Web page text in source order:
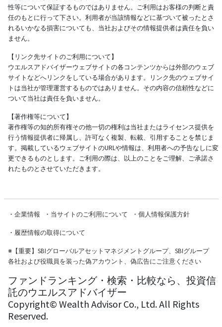
性等について保証するものではありません。ご利用はお客様の判断と責
任のもとに行って下さい。利用者が当該情報などに基づいて被ったとさ
れるいかなる損害についても、当社およびその情報提供者は責任を負い
ません。
【リンク先サイトのご利用について】
ウエルスアドバイザーウェブサイトの各コンテンツからは外部のウェブ
サイトなどへリンクをしている場合があります。リンク先のウェブサイ
トは当社が管理運営するものではありません。その内容の信頼性などに
ついて当社は責任を負いません。
【著作権等について】
著作権等の知的所有権その他一切の権利は当社またはライセンス提供を
行う情報提供者に帰属し、許可なく複製、転載、引用することを禁じま
す。掲載しているウェブサイトのURLや情報は、利用者への予告なしに変
更できるものとします。ご利用の際は、以上のことをご理解、ご承諾さ
れたものとさせていただきます。
・ 企業情報 ・ 当サイトのご利用について ・ 個人情報保護方針
・ 履歴情報の取得について
※【重要】SBIグローバルアセットマネジメントグループ、SBIグループ
各社および役職員を装った偽アカウント、偽広告にご注意ください
ファンドランキング・検索・比較なら、投資信
託のウエルスアドバイザー
Copyright© Wealth Advisor Co., Ltd. All Rights
Reserved.